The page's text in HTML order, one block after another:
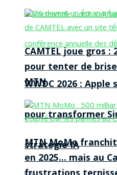
WWDC 2026 : Apple
pour transformer
stratégie IA
CAMTEL joue gros :
pour tenter de
MTN
MTN MoMo
en 2025… mais au